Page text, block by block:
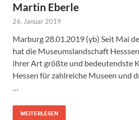
Martin Eberle
26. Januar 2019
Marburg 28.01.2019 (yb) Seit Mai
hat die Museumslandschaft
ihrer Art größte und bedeutendste
Hessen für zahlreiche Museen und
…
WEITERLESEN